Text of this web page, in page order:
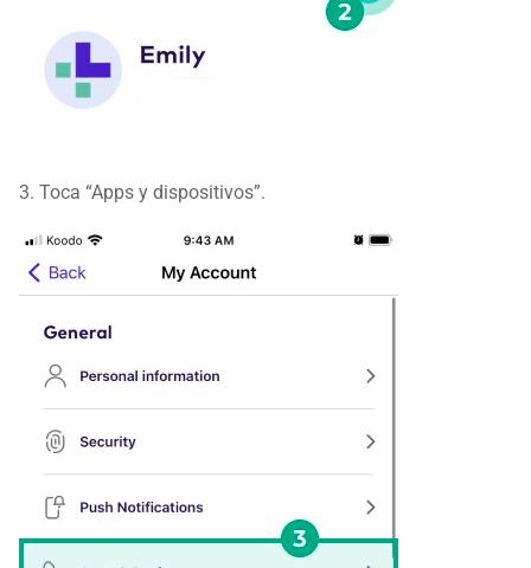
3. Toca “Apps y dispositivos”.